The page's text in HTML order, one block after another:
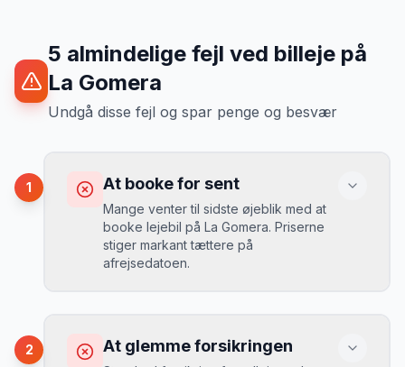
5 almindelige fejl ved billeje på
La Gomera
Undgå disse fejl og spar penge og besvær
1 At booke for sent
Mange venter til sidste øjeblik med at
booke lejebil på La Gomera. Priserne
stiger markant tættere på
afrejsedatoen.
Du betaler 30-50% mere, og de bedste
biler er udsolgt.
2 At glemme forsikringen